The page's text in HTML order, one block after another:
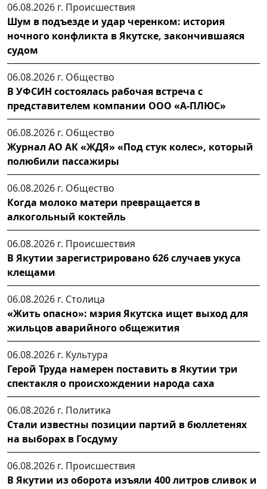
06.08.2026 г. Происшествия
Шум в подъезде и удар черенком: история
ночного конфликта в Якутске, закончившаяся
судом
06.08.2026 г. Общество
В УФСИН состоялась рабочая встреча с
представителем компании ООО «А-ПЛЮС»
06.08.2026 г. Общество
Журнал АО АК «ЖДЯ» «Под стук колес», который
полюбили пассажиры
06.08.2026 г. Общество
Когда молоко матери превращается в
алкогольный коктейль
06.08.2026 г. Происшествия
В Якутии зарегистрировано 626 случаев укуса
клещами
06.08.2026 г. Столица
«Жить опасно»: мэрия Якутска ищет выход для
жильцов аварийного общежития
06.08.2026 г. Культура
Герой Труда намерен поставить в Якутии три
спектакля о происхождении народа саха
06.08.2026 г. Политика
Стали известны позиции партий в бюллетенях
на выборах в Госдуму
06.08.2026 г. Происшествия
В Якутии из оборота изъяли 400 литров сливок и